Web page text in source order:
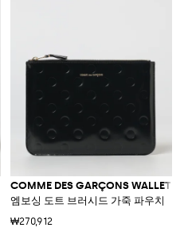
COMME DES GARÇONS WALLET
엠보싱 도트 브러시드 가죽 파우치
₩270,912